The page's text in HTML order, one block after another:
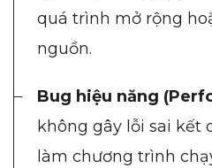
quá trình mở rộng
nguồn.
Bug hiệu năng
không gây lỗi sai kết
làm chương trình